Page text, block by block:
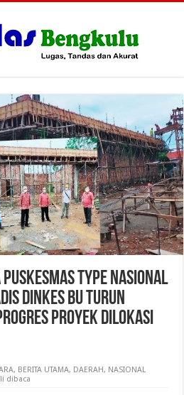
Type Nasional
Dinkes BU Turun
Proyek Dilokasi
, BERITA UTAMA, DAERAH, NASIONAL
dibaca